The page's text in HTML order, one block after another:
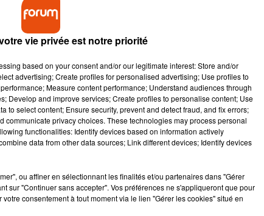
Elizabeth II à l’âge de 96 ans.
enfants se sont rendus à son
21 avril 1926 à Londres, la souveraine a
8 septembre à l’âge de 96 ans alors
Ainsi que le prince William et sa
Le couple qui vit aux Etats-Unis se
Musique
vie privée est notre priorité
based on your consent and/or our legitimate interest: Store and/or
advertising; Create profiles for personalised advertising; Use profiles to
Measure content performance; Understand audiences through
Develop and improve services; Create profiles to personalise content; Use
to select content; Ensure security, prevent and detect fraud, and fix errors;
communicate privacy choices. These technologies may process personal
functionalities: Identify devices based on information actively
data from other data sources; Link different devices; Identify devices
ou affiner en sélectionnant les finalités et/ou partenaires dans "Gérer
sur "Continuer sans accepter". Vos préférences ne s'appliqueront que pour
consentement à tout moment via le lien "Gérer les cookies" situé en